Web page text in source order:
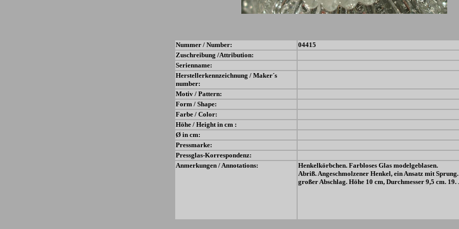
Nummer / Number:
04415
Zuschreibung /Attribution:
Serienname:
Herstellerkennzeichnung / Maker´s
number:
Motiv / Pattern:
Form / Shape:
Farbe / Color:
Höhe / Height in cm :
Ø in cm:
Pressmarke:
Pressglas-Korrespondenz:
Anmerkungen / Annotations:
Henkelkörbchen. Farbloses Glas modelgeblasen.
Abriß. Angeschmolzener Henkel, ein Ansatz mit
großer Abschlag. Höhe 10 cm, Durchmesser 9,5 cm. 19.